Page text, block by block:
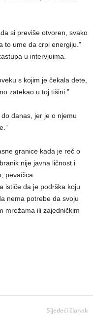
si previše otvoren, svako
to ume da crpi energiju.”
u intervjuima.
s kojim je čekala dete,
zatekao u toj tišini.”
danas, jer je o njemu
granice kada je reč o
nije javna ličnost i
pevačica
ističe da je podrška koju
nema potrebe da svoju
mrežama ili zajedničkim
Sljedeći članak